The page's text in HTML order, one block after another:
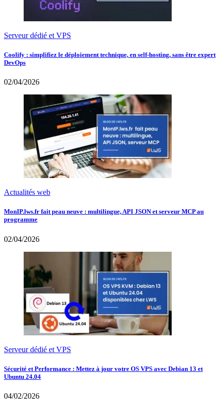
Serveur dédié et VPS
Coolify : simplifiez le déploiement technique, en self-hosting, sans être expert
DevOps
02/04/2026
Actualités web
MonIP.lws.fr fait peau neuve : multilingue, API JSON et serveur MCP au
programme
02/04/2026
Serveur dédié et VPS
Sécurité et Performance : Mettez à jour votre OS VPS avec Debian 13 et
Ubuntu 24.04
04/02/2026